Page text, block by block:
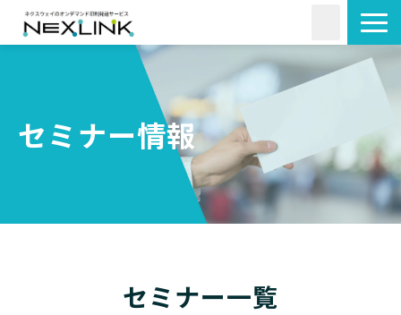
活用シーン
料金・形状
導入事例
よくあるご質問
コラム
セミナー情報
セミナー一覧